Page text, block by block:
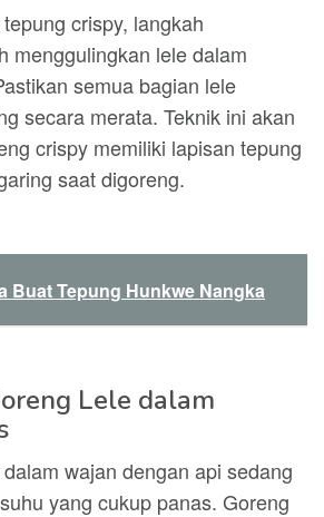
crispy, langkah
menggulingkan lele dalam
semua bagian lele
secara merata. Teknik ini akan
crispy memiliki lapisan tepung
saat digoreng.
Buat Tepung Hunkwe Nangka
Lele dalam
wajan dengan api sedang
yang cukup panas. Goreng